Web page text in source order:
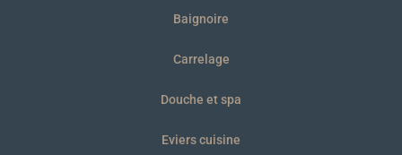
Baignoire
Carrelage
Douche et spa
Eviers cuisine